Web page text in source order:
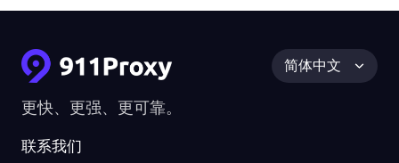
更快、更强、更可靠。
联系我们
简体中文